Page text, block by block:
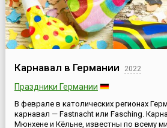
Карнавал в Германии 2022
Праздники Германии
В феврале в католических регионах
карнавал — Fastnacht или Fasching.
Мюнхене и Кёльне, известны по всему